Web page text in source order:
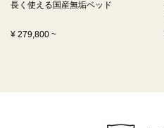
長く使える 国産無垢ベッド
¥ 279,800 ~